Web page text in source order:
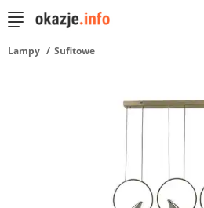
Lampy Sufitowe